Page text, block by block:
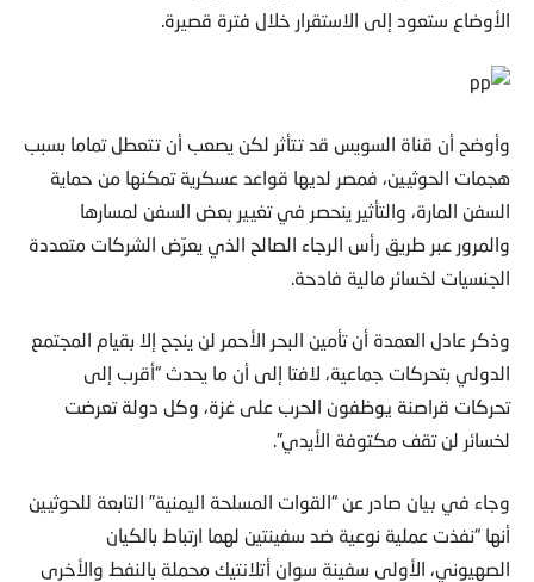
الأوضاع ستعود إلى الاستقرار خلال فترة قصيرة.
وأوضح أن قناة السويس قد تتأثر لكن يصعب أن تتعطل تماما بسبب
هجمات الحوثيين، فمصر لديها قواعد عسكرية تمكنها من حماية
السفن المارة، والتأثير ينحصر في تغيير بعض السفن لمسارها
والمرور عبر طريق رأس الرجاء الصالح الذي يعرّض الشركات متعددة
الجنسيات لخسائر مالية فادحة.
وذكر عادل العمدة أن تأمين البحر الأحمر لن ينجح إلا بقيام المجتمع
الدولي بتحركات جماعية، لافتا إلى أن ما يحدث “أقرب إلى
تحركات قراصنة يوظفون الحرب على غزة، وكل دولة تعرضت
لخسائر لن تقف مكتوفة الأيدي”.
وجاء في بيان صادر عن “القوات المسلحة اليمنية” التابعة للحوثيين
أنها “نفذت عملية نوعية ضد سفينتين لهما ارتباط بالكيان
الصهيوني، الأولى سفينة سوان أتلانتيك محملة بالنفط والأخرى